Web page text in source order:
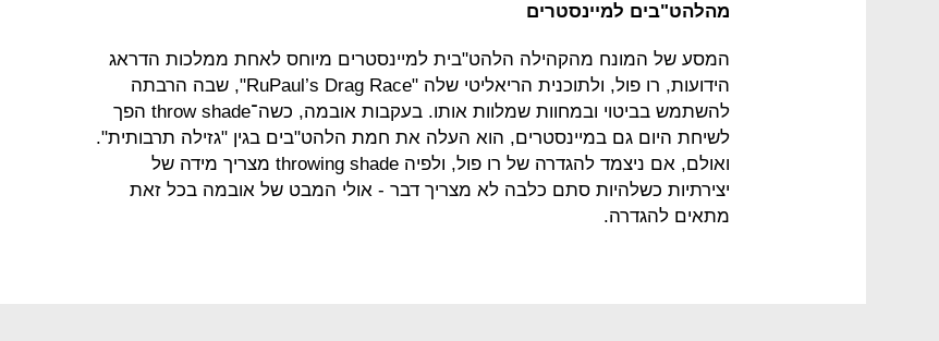
מהלהט"בים למיינסטרים
המסע של המונח מהקהילה הלהט"בית למיינסטרים מיוחס לאחת ממלכות הדראג
הידועות, רו פול, ולתוכנית הריאליטי שלה "RuPaul’s Drag Race", שבה הרבתה
להשתמש בביטוי ובמחוות שמלוות אותו. בעקבות אובמה, כשה־throw shade הפך
לשיחת היום גם במיינסטרים, הוא העלה את חמת הלהט"בים בגין "גזילה תרבותית".
ואולם, אם ניצמד להגדרה של רו פול, ולפיה throwing shade מצריך מידה של
יצירתיות כשלהיות סתם כלבה לא מצריך דבר - אולי המבט של אובמה בכל זאת
מתאים להגדרה.